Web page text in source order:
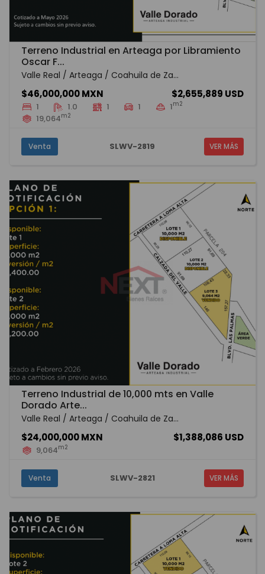
Terreno Industrial en Arteaga por Libramiento
Oscar F...
Valle Real / Arteaga / Coahuila de Za...
$46,000,000 MXN $2,655,889 USD
1 1.0 1 1 1m2
19,064m2
Venta SLWV-2819 VER MÁS
Terreno Industrial de 10,000 mts en Valle
Dorado Arte...
Valle Real / Arteaga / Coahuila de Za...
$24,000,000 MXN $1,388,086 USD
9,064m2
Venta SLWV-2821 VER MÁS